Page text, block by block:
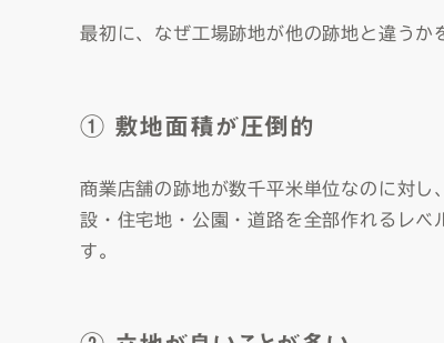
最初に、なぜ工場跡地が他の跡地と違うか
① 敷地面積が圧倒的
商業店舗の跡地が数千平米単位なのに対し、
設・住宅地・公園・道路を全部作れるレ
す。